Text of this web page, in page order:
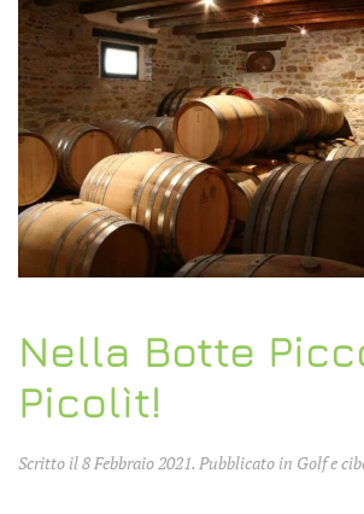
Nella Botte
Picolìt!
Scritto il8 Febbraio 2021. Pubblicato in Golf e